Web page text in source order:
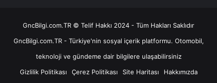
GncBilgi.com.TR © Telif Hakkı 2024 - Tüm Hakları Saklıdır
GncBilgi.com.TR - Türkiye'nin sosyal içerik platformu. Otomobil,
teknoloji ve gündeme dair bilgilere ulaşabilirsiniz
Gizlilik Politikası
Çerez Politikası Site Haritası Hakkımızda